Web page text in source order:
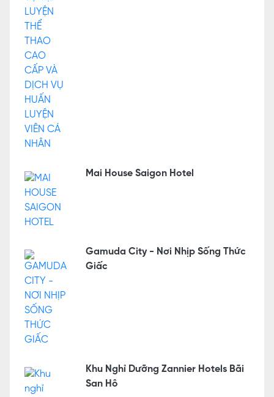
Mai House Saigon Hotel
Gamuda City - Nơi Nhịp Sống Thức
Giấc
Khu Nghỉ Dưỡng Zannier Hotels Bãi
San Hô